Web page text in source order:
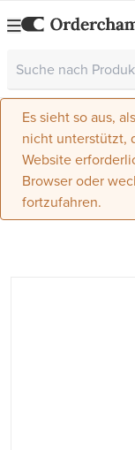
Es sieht so aus,
nicht unterstützt,
Website
Browser oder
fortzufahren.